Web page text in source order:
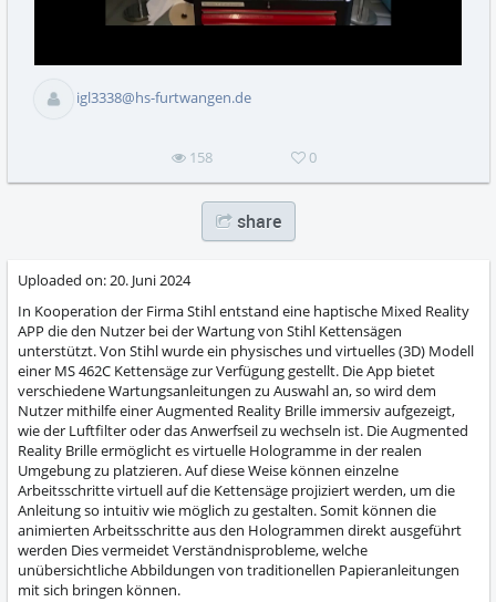
igl3338@hs-furtwangen.de
158 0
share
Uploaded on:20. Juni 2024
In Kooperation der Firma Stihl entstand eine haptische Mixed Reality
APP die den Nutzer bei der Wartung von Stihl Kettensägen
unterstützt. Von Stihl wurde ein physisches und virtuelles (3D) Modell
einer MS 462C Kettensäge zur Verfügung gestellt. Die App bietet
verschiedene Wartungsanleitungen zu Auswahl an, so wird dem
Nutzer mithilfe einer Augmented Reality Brille immersiv aufgezeigt,
wie der Luftfilter oder das Anwerfseil zu wechseln ist. Die Augmented
Reality Brille ermöglicht es virtuelle Hologramme in der realen
Umgebung zu platzieren. Auf diese Weise können einzelne
Arbeitsschritte virtuell auf die Kettensäge projiziert werden, um die
Anleitung so intuitiv wie möglich zu gestalten. Somit können die
animierten Arbeitsschritte aus den Hologrammen direkt ausgeführt
werden Dies vermeidet Verständnisprobleme, welche
unübersichtliche Abbildungen von traditionellen Papieranleitungen
mit sich bringen können.